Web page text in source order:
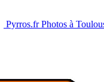
Pyrros.fr Photos à